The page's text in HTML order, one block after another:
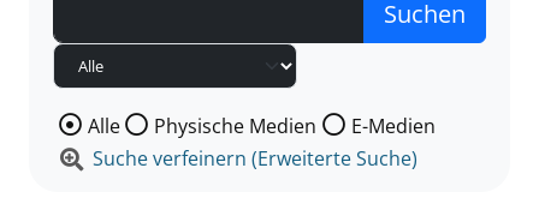
Wählen Sie die Medienart nach der Sie suchen wollen.
Alle Physische Medien
E-Medien
Suche verfeinern (Erweiterte Suche)